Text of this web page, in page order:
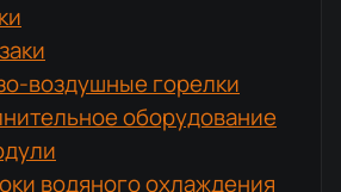
воздушные горелки
оборудование
водяного охлаждения